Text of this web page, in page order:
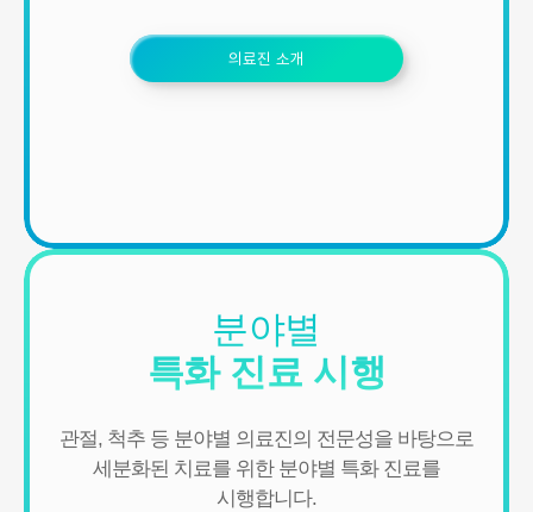
의료진 소개
분야별
특화 진료 시행
관절, 척추 등 분야별 의료진의 전문성을 바탕으로
세분화된 치료를 위한 분야별 특화 진료를
시행합니다.
불만처리 등을 위한 원활한 의사소통 경로의 확보 등
3. 신규 서비스 개발 및 마케팅, 광고에의 활용
- 신규 서비스 개발 및 맞춤 서비스 제공, 이벤트 및 광고성 정보 제공
및 참여기회 제공
회원의 별도 동의 하에 아래의 정보를 수집할 수 있습니다.
• 휴대전화번호, 전자우편 주소, 주소, 성별, 지역
• 회원의 휴대전화기 주소록 내에 저장된 제3자의 휴대전화번호 (소
셜 커뮤니티 기능이 탑재되어 있는 서비스에 한하며, 이 경우에도 제
• 신용카드 번호, 휴대전화번호, 상품권 결제 제휴사의 ID 및 비밀번
호 (유료 결제 서비스를 사용하는 회원에 한함)